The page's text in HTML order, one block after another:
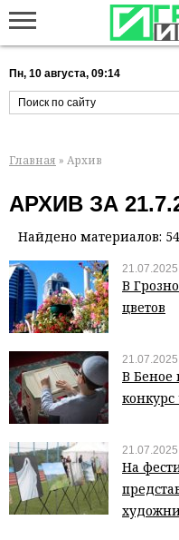
Пн, 10 августа, 09:14
Главная » Архив
АРХИВ ЗА
Найдено материалов:
21.07.2025
В
цветов
21.07.2025
В Беное
конкурс
21.07.2025
На